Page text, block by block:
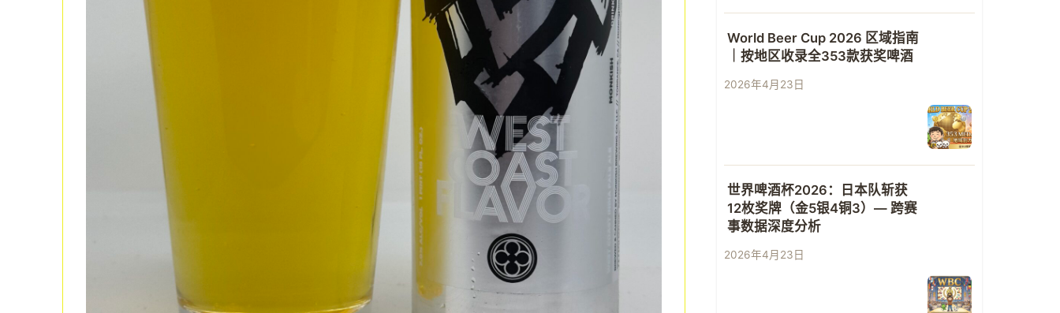
World Beer Cup 2026 区域指南
｜按地区收录全353款获奖啤酒
2026年4月23日
世界啤酒杯2026：日本队斩获
12枚奖牌（金5银4铜3）— 跨赛
事数据深度分析
2026年4月23日